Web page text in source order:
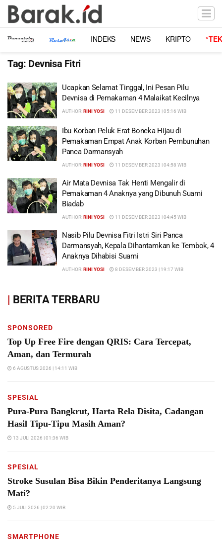
INDEKS NEWS KRIPTO
Tag: Devnisa Fitri
Ucapkan Selamat Tinggal, Ini Pesan Pilu
Devnisa di Pemakaman 4 Malaikat Kecilnya
AUTHOR:RINI YOSI 11 DESEMBER 2023 | 05:16 WIB
Ibu Korban Peluk Erat Boneka Hijau di
Pemakaman Empat Anak Korban Pembunuhan
Panca Darmansyah
AUTHOR:RINI YOSI 11 DESEMBER 2023 | 04:58 WIB
Air Mata Devnisa Tak Henti Mengalir di
Pemakaman 4 Anaknya yang Dibunuh Suami
Biadab
AUTHOR:RINI YOSI 11 DESEMBER 2023 | 04:45 WIB
Nasib Pilu Devnisa Fitri Istri Siri Panca
Darmansyah, Kepala Dihantamkan ke Tembok, 4
Anaknya Dihabisi Suami
AUTHOR:RINI YOSI 8 DESEMBER 2023 | 19:17 WIB
| BERITA TERBARU
SPONSORED
Top Up Free Fire dengan QRIS: Cara Tercepat,
Aman, dan Termurah
6 AGUSTUS 2026 | 14:11 WIB
SPESIAL
Pura-Pura Bangkrut, Harta Rela Disita, Cadangan
Hasil Tipu-Tipu Masih Aman?
13 JULI 2026 | 01:36 WIB
SPESIAL
Stroke Susulan Bisa Bikin Penderitanya Langsung
Mati?
5 JULI 2026 | 02:20 WIB
SMARTPHONE